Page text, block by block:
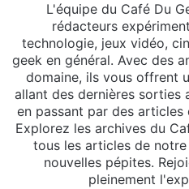
L'équipe du Café Du
rédacteurs
technologie, jeux vidéo,
geek en général. Avec des
domaine, ils vous offrent
allant des dernières sorties
en passant par des
Explorez les archives du
tous les articles de
nouvelles pépites.
pleinement